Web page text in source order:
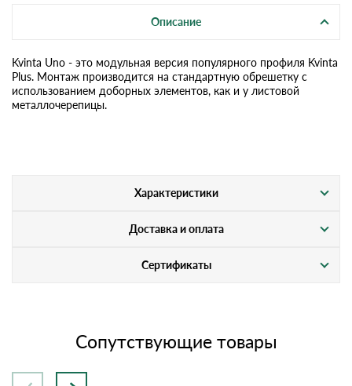
Описание
Kvinta Uno - это модульная версия популярного профиля Kvinta
Plus. Монтаж производится на стандартную обрешетку с
использованием доборных элементов, как и у листовой
металлочерепицы.
Характеристики
Доставка и оплата
Сертификаты
Сопутствующие товары